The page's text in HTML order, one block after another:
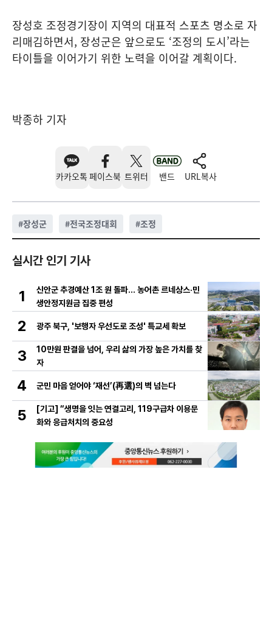
장성호 조정경기장이 지역의 대표적 스포츠 명소로 자
리매김하면서, 장성군은 앞으로도 ‘조정의 도시’라는
타이틀을 이어가기 위한 노력을 이어갈 계획이다.
박종하 기자
카카오톡 페이스북 트위터 밴드 URL복사
#장성군 #전국조정대회 #조정
실시간 인기 기사
1
신안군 추경예산 1조 원 돌파… 농어촌 르네상스·민
생안정지원금 집중 편성
2 광주 북구, '보행자 우선도로 조성' 특교세 확보
3
10만원 판결을 넘어, 우리 삶의 가장 높은 가치를 찾
자
4 군민 마음 얻어야 ‘재선’(再選)의 벽 넘는다
5
[기고] “생명을 잇는 연결고리, 119구급차 이용문
화와 응급처치의 중요성